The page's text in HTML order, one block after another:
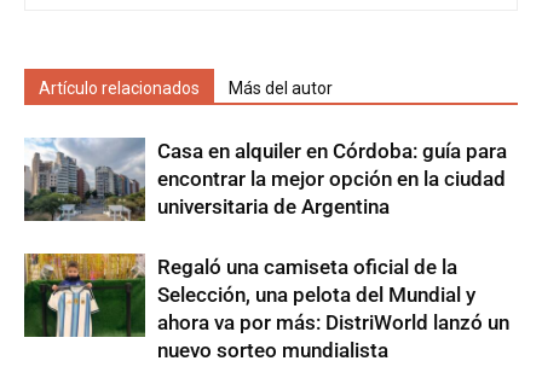
Artículo relacionados Más del autor
Casa en alquiler en Córdoba: guía para
encontrar la mejor opción en la ciudad
universitaria de Argentina
Regaló una camiseta oficial de la
Selección, una pelota del Mundial y
ahora va por más: DistriWorld lanzó un
nuevo sorteo mundialista